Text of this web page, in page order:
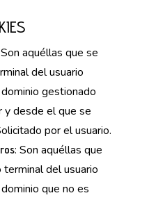
aquéllas que se
del usuario
gestionado
desde el que se
por el usuario.
: Son aquéllas que
del usuario
que no es